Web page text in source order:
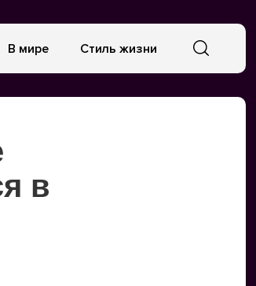
В мире Стиль жизни
в